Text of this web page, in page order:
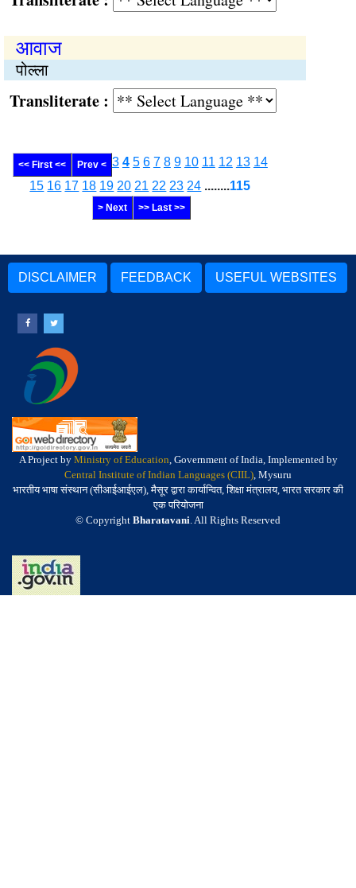
आवाज
पोल्ला
:
<< First << Prev < 3 4 5 6 7 8 9 10 11 12 13 14
15 16 17 18 19 20 21 22 23 24 ........115
> Next >> Last >>
DISCLAIMER FEEDBACK USEFUL WEBSITES
A Project by Ministry of Education, Government of India, Implemented by
Central Institute of Indian Languages (CIIL), Mysuru
भारतीय भाषा संस्थान (सीआईआईएल), मैसूर द्वारा कार्यान्वित, शिक्षा मंत्रालय, भारत सरकार की
एक परियोजना
© Copyright Bharatavani. All Rights Reserved